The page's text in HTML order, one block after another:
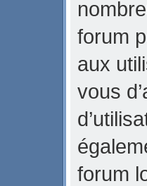
forum
aux
vous
forum